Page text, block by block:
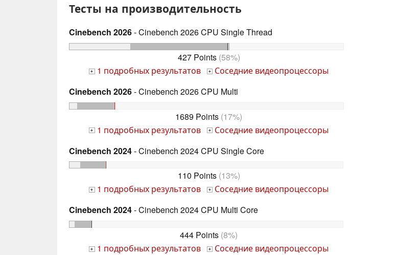
Тесты на производительность
Cinebench 2026- Cinebench 2026 CPU Single Thread
427 Points(58%)
+ 1 подробных результатов +
Соседние видеопроцессоры
Cinebench 2026- Cinebench 2026 CPU Multi
1689 Points (17%)
+ 1 подробных результатов +
Соседние видеопроцессоры
Cinebench 2024- Cinebench 2024 CPU Single Core
110 Points(13%)
+ 1 подробных результатов +
Соседние видеопроцессоры
Cinebench 2024- Cinebench 2024 CPU Multi Core
444 Points (8%)
+ 1 подробных результатов +
Соседние видеопроцессоры